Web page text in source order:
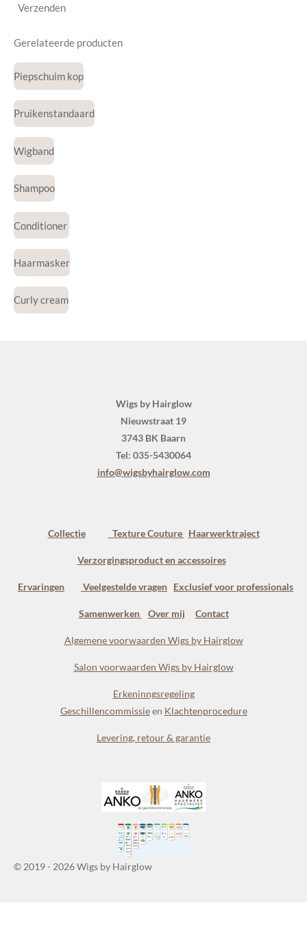
Verzenden
Gerelateerde producten
Piepschuim kop
Pruikenstandaard
Wigband
Shampoo
Conditioner
Haarmasker
Curly cream
Wigs by Hairglow
Nieuwstraat 19
3743 BK Baarn
Tel: 035-5430064
info@wigsbyhairglow.com
Collectie Texture Couture Haarwerktraject
Verzorgingsproduct en accessoires
Ervaringen Veelgestelde vragen Exclusief voor professionals
Samenwerken Over mij Contact
Algemene voorwaarden Wigs by Hairglow
Salon voorwaarden Wigs by Hairglow
Erkeninngsregeling
Geschillencommissieen Klachtenprocedure
Levering, retour & garantie
© 2019 - 2026 Wigs by Hairglow